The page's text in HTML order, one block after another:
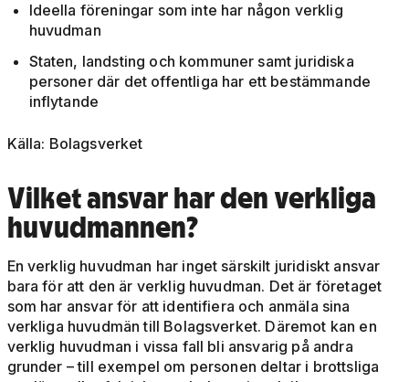
Ideella föreningar som inte har någon verklig
huvudman
Staten, landsting och kommuner samt juridiska
personer där det offentliga har ett bestämmande
inflytande
Källa: Bolagsverket
Vilket ansvar har den verkliga
huvudmannen?
En verklig huvudman har inget särskilt juridiskt ansvar
bara för att den är verklig huvudman. Det är företaget
som har ansvar för att identifiera och anmäla sina
verkliga huvudmän till Bolagsverket. Däremot kan en
verklig huvudman i vissa fall bli ansvarig på andra
grunder – till exempel om personen deltar i brottsliga